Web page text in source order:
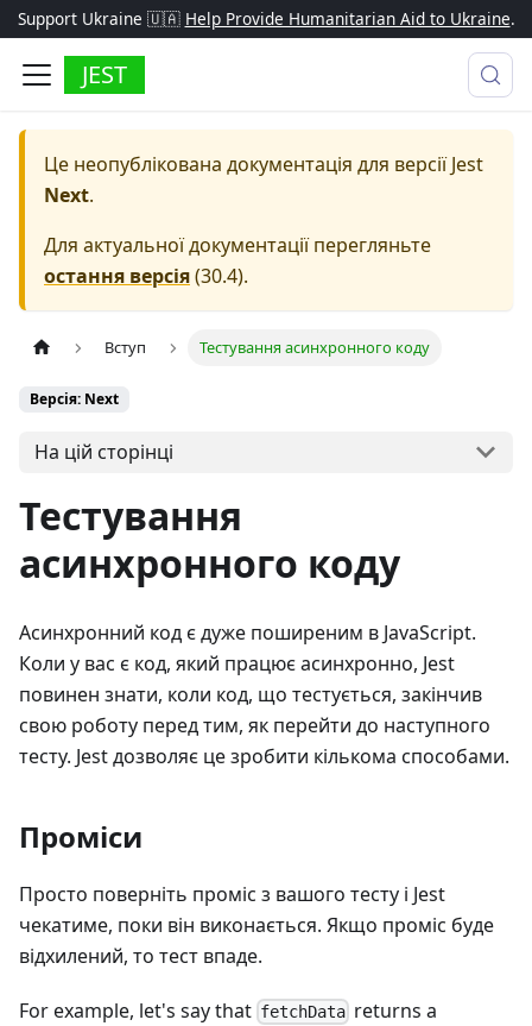
Support Ukraine 🇺🇦 Help Provide Humanitarian Aid to Ukraine.
JEST
Це неопублікована документація для версіїJest
Next.
Для актуальної документації перегляньте
остання версія(30.4).
Вступ Тестування асинхронного коду
Версія: Next
На цій сторінці
Тестування
асинхронного коду
Асинхронний код є дуже поширеним в JavaScript.
Коли у вас є код, який працює асинхронно, Jest
повинен знати, коли код, що тестується, закінчив
свою роботу перед тим, як перейти до наступного
тесту. Jest дозволяє це зробити кількома способами.
Проміси
Просто поверніть проміс з вашого тесту і Jest
чекатиме, поки він виконається. Якщо проміс буде
відхилений, то тест впаде.
For example, let's say that fetchData returns a